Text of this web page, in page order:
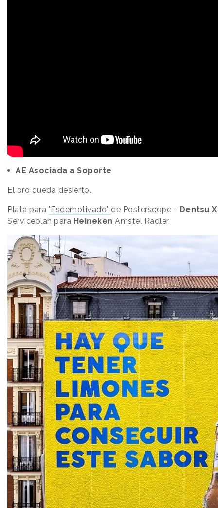
AE Asociada a Soporte
El oro queda desierto.
Plata para "Esdemotivado" de Posterscope - Dentsu X
Serviceplan para Heineken Amstel Radler.